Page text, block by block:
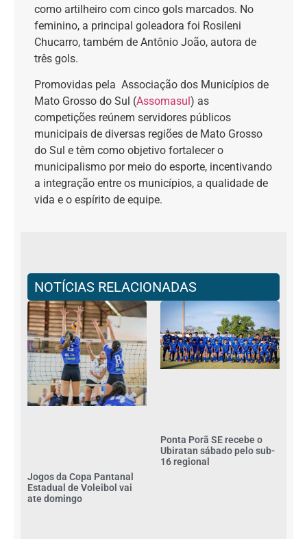
como artilheiro com cinco gols marcados. No
feminino, a principal goleadora foi Rosileni
Chucarro, também de Antônio João, autora de
três gols.
Promovidas pela Associação dos Municípios de
Mato Grosso do Sul (Assomasul ) as
competições reúnem servidores públicos
municipais de diversas regiões de Mato Grosso
do Sul e têm como objetivo fortalecer o
municipalismo por meio do esporte, incentivando
a integração entre os municípios, a qualidade de
vida e o espírito de equipe.
NOTÍCIAS RELACIONADAS
Jogos da Copa Pantanal
Estadual de Voleibol vai
ate domingo
Ponta Porã SE recebe o
Ubiratan sábado pelo sub-
16 regional